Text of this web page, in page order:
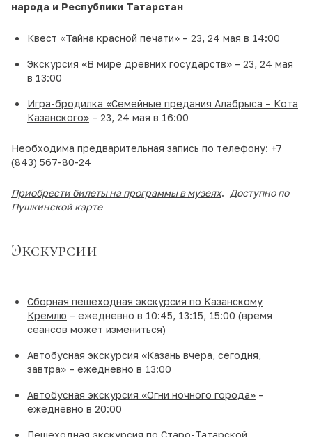
народа и Республики Татарстан
Квест «Тайна красной печати» – 23, 24 мая в 14:00
Экскурсия «В мире древних государств» – 23, 24 мая
в 13:00
Игра-бродилка «Семейные предания Алабрыса – Кота
Казанского» – 23, 24 мая в 16:00
Необходима предварительная запись по телефону: +7
(843) 567-80-24
Приобрести билеты на программы в музеях. Доступно по
Пушкинской карте
Экскурсии
Сборная пешеходная экскурсия по Казанскому
Кремлю – ежедневно в 10:45, 13:15, 15:00 (время
сеансов может измениться)
Автобусная экскурсия «Казань вчера, сегодня,
завтра» – ежедневно в 13:00
Автобусная экскурсия «Огни ночного города» –
ежедневно в 20:00